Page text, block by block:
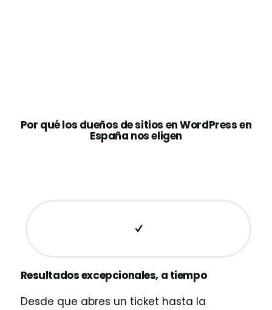
Por qué los dueños de sitios en WordPress en
España nos eligen
Resultados excepcionales, a tiempo
Desde que abres un ticket hasta la